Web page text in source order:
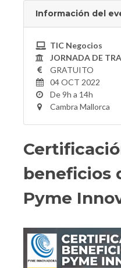
Información del
TIC Negocios
JORNADA DE
GRATUITO
04 OCT 2022
De 9h a 14h
Cambra Mallorca
beneficios
Pyme